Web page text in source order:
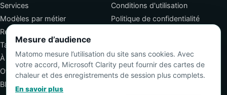
Services
Modèles par métier
Réalisations
Tarifs
À propos
Offre SEO
Blog
Conditions d'utilisation
Politique de confidentialité
Emploi SEO
Mesure d’audience
Matomo mesure l’utilisation du site sans cookies. Avec
votre accord, Microsoft Clarity peut fournir des cartes de
chaleur et des enregistrements de session plus complets.
En savoir plus